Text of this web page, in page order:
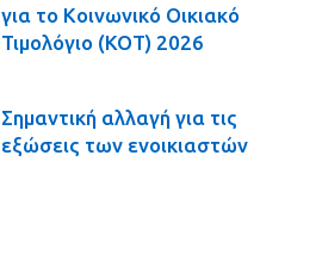
για το Κοινωνικό Οικιακό
Τιμολόγιο (ΚΟΤ) 2026
Σημαντική αλλαγή για τις
εξώσεις των ενοικιαστών